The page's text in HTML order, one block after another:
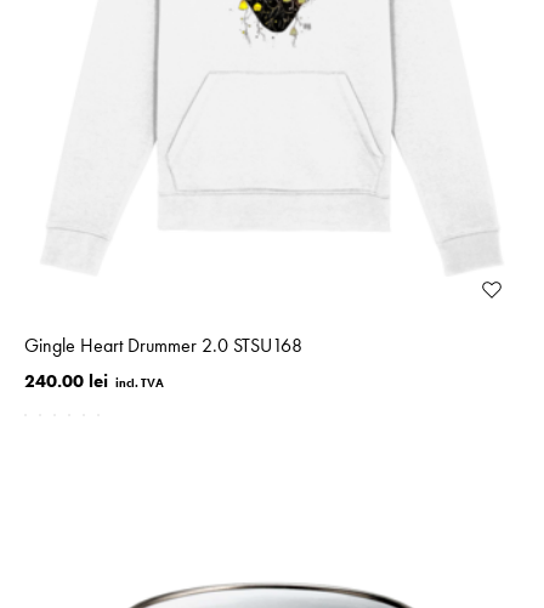
Gingle Heart Drummer 2.0 STSU168
240.00 lei